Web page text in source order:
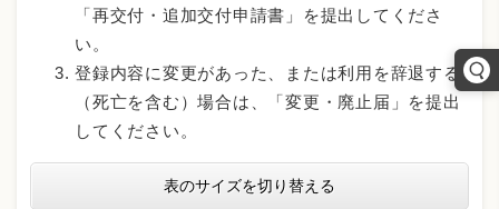
「再交付・追加交付申請書」を提出してくださ
い。
登録内容に変更があった、または利用を辞退する
（死亡を含む）場合は、「変更・廃止届」を提出
してください。
表のサイズを切り替える